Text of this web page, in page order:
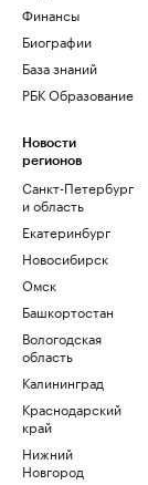
Финансы
Биографии
База знаний
РБК Образование
Новости
регионов
Санкт-Петербург
и область
Екатеринбург
Новосибирск
Омск
Башкортостан
Вологодская
область
Калининград
Краснодарский
край
Нижний
Новгород